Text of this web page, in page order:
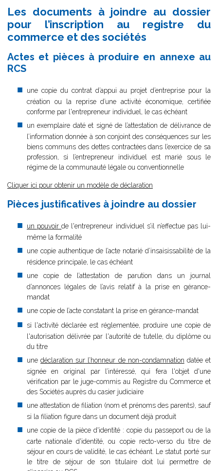
Les documents à joindre au dossier
pour l’inscription au registre du
commerce et des sociétés
Actes et pièces à produire en annexe au
RCS
une copie du contrat d’appui au projet d’entreprise pour la
création ou la reprise d’une activité économique, certifiée
conforme par l'entrepreneur individuel, le cas échéant
un exemplaire daté et signé de l’attestation de délivrance de
l’information donnée à son conjoint des conséquences sur les
biens communs des dettes contractées dans l’exercice de sa
profession, si l’entrepreneur individuel est marié sous le
régime de la communauté légale ou conventionnelle
Cliquer ici pour obtenir un modèle de déclaration
Pièces justificatives à joindre au dossier
un pouvoirde l'entrepreneur individuel s’il n’effectue pas lui-
même la formalité
une copie authentique de l’acte notarié d’insaisissabilité de la
résidence principale, le cas échéant
une copie de l’attestation de parution dans un journal
d’annonces légales de l’avis relatif à la prise en gérance-
mandat
une copie de l’acte constatant la prise en gérance-mandat
si l'activité déclarée est réglementée, produire une copie de
l'autorisation délivrée par l'autorité de tutelle, du diplôme ou
du titre
unedéclaration sur l’honneur de non-condamnation datée et
signée en original par l’intéressé, qui fera l'objet d'une
vérification par le juge-commis au Registre du Commerce et
des Sociétés auprès du casier judiciaire
une attestation de filiation (nom et prénoms des parents), sauf
si la filiation figure dans un document déjà produit
une copie de la pièce d'identité : copie du passeport ou de la
carte nationale d'identité, ou copie recto-verso du titre de
séjour en cours de validité, le cas échéant. Le statut porté sur
le titre de séjour de son titulaire doit lui permettre de